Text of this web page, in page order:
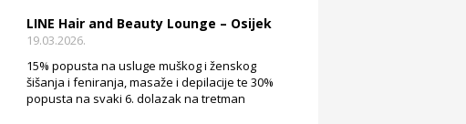
LINE Hair and Beauty Lounge – Osijek
19.03.2026.
15% popusta na usluge muškog i ženskog
šišanja i feniranja, masaže i depilacije te 30%
popusta na svaki 6. dolazak na tretman